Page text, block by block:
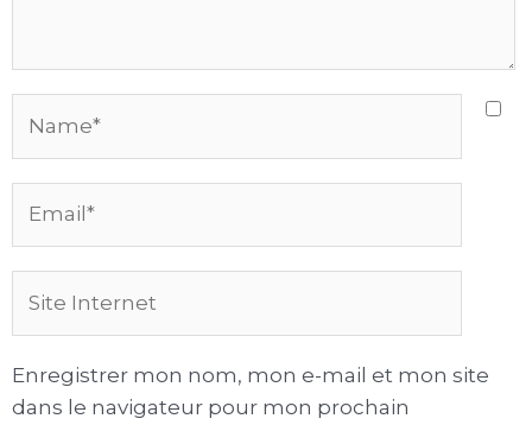
Internet
Enregistrer mon nom, mon e-mail et mon site
dans le navigateur pour mon prochain